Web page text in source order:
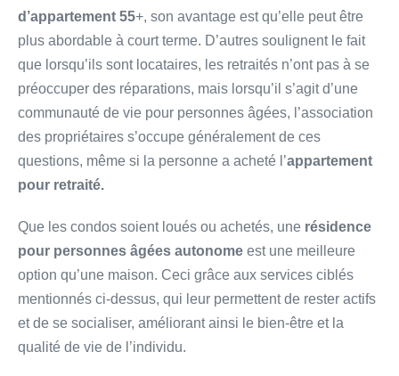
d’appartement 55+, son avantage est qu’elle peut être
plus abordable à court terme. D’autres soulignent le fait
que lorsqu’ils sont locataires, les retraités n’ont pas à se
préoccuper des réparations, mais lorsqu’il s’agit d’une
communauté de vie pour personnes âgées, l’association
des propriétaires s’occupe généralement de ces
questions, même si la personne a acheté l’appartement
pour retraité.
Que les condos soient loués ou achetés, une résidence
pour personnes âgées autonome est une meilleure
option qu’une maison. Ceci grâce aux services ciblés
mentionnés ci-dessus, qui leur permettent de rester actifs
et de se socialiser, améliorant ainsi le bien-être et la
qualité de vie de l’individu.